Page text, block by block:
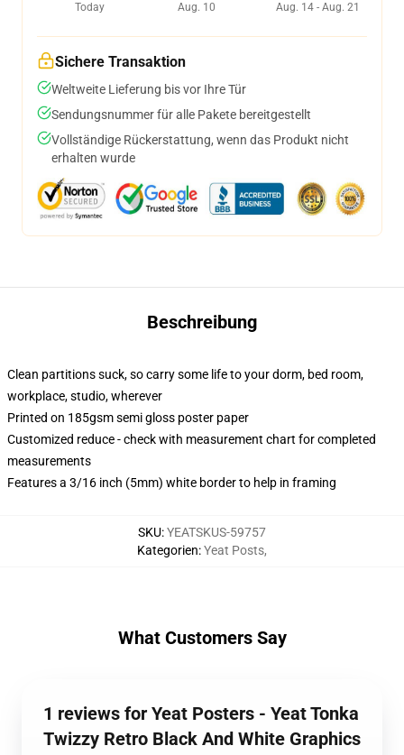
Today
Aug. 10
Aug. 14 - Aug. 21
Sichere Transaktion
Weltweite Lieferung bis vor Ihre Tür
Sendungsnummer für alle Pakete bereitgestellt
Vollständige Rückerstattung, wenn das Produkt nicht
erhalten wurde
Beschreibung
Clean partitions suck, so carry some life to your dorm, bed room,
workplace, studio, wherever
Printed on 185gsm semi gloss poster paper
Customized reduce - check with measurement chart for completed
measurements
Features a 3/16 inch (5mm) white border to help in framing
SKU:YEATSKUS-59757
Kategorien:Yeat Posts,
What Customers Say
1 reviews for Yeat Posters - Yeat Tonka
Twizzy Retro Black And White Graphics